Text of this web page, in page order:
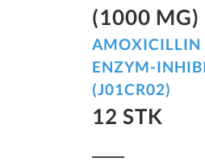
(1000 MG)
AMOXICILLIN
ENZYM-
(J01CR02)
12 STK